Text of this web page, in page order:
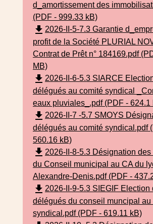
d_amortissement des
(PDF - 999.33 kB)
file_download 2026-II-5-7.3 Garantie
profit de la Société PLURIAL
Contrat de Prêt n° 184169.pdf
MB)
file_download 2026-II-6-5.3 SIARCE
délégués au comité syndical
eaux pluviales_.pdf (PDF - 624.1
file_download 2026-II-7 -5.7 SMOYS
délégués au comité syndical.pdf
560.16 kB)
file_download 2026-II-8-5.3 Désignation
du Conseil municipal au CA du
Alexandre-Denis.pdf (PDF -
file_download 2026-II-9-5.3 SIEGIF Election
délégués du conseil muncipal au
syndical.pdf (PDF - 619.11 kB)